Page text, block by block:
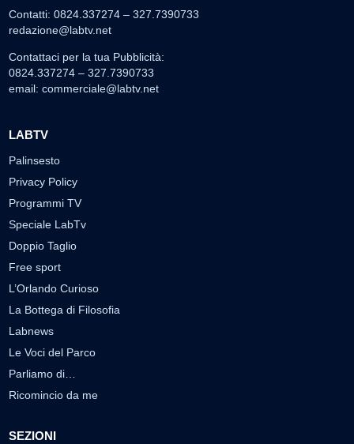
Contatti: 0824.337274 – 327.7390733
redazione@labtv.net
Contattaci per la tua Pubblicità:
0824.337274 – 327.7390733
email: commerciale@labtv.net
LABTV
Palinsesto
Privacy Policy
Programmi TV
Speciale LabTv
Doppio Taglio
Free sport
L’Orlando Curioso
La Bottega di Filosofia
Labnews
Le Voci del Parco
Parliamo di…
Ricomincio da me
SEZIONI